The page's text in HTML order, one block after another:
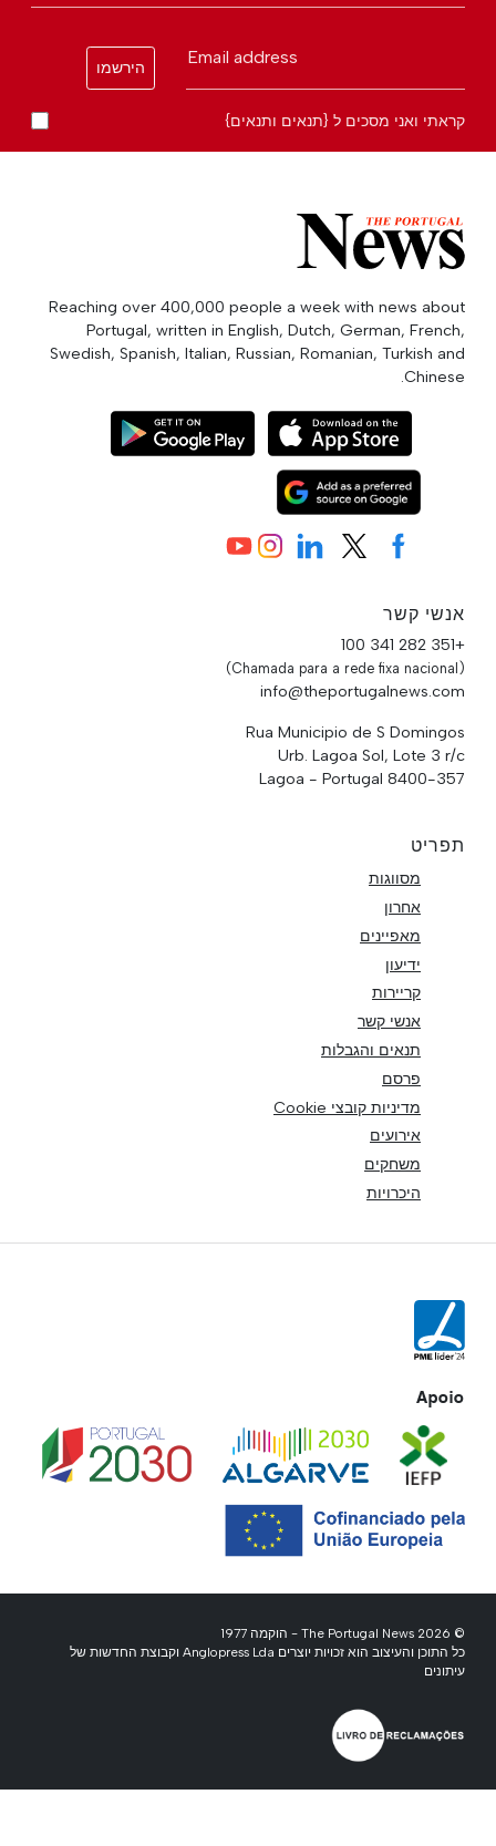
Email address
הירשמו
קראתי ואני מסכים ל {תנאים ותנאים}
Reaching over 400,000 people a week with news about
Portugal, written in English, Dutch, German, French,
Swedish, Spanish, Italian, Russian, Romanian, Turkish and
Chinese.
אנשי קשר
+351 282 341 100
(Chamada para a rede fixa nacional)
info@theportugalnews.com
Rua Municipio de S Domingos
Urb. Lagoa Sol, Lote 3 r/c
8400-357 Lagoa - Portugal
תפריט
מסווגות
אחרון
מאפיינים
ידיעון
קריירות
אנשי קשר
תנאים והגבלות
פרסם
מדיניות קובצי Cookie
אירועים
משחקים
היכרויות
Apoio
© 2026 The Portugal News - הוקמה 1977
כל התוכן והעיצוב הוא זכויות יוצרים Anglopress Lda וקבוצת החדשות של
עיתונים